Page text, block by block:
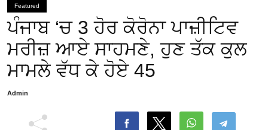
Featured
ਪੰਜਾਬ ‘ਚ 3 ਹੋਰ ਕੋਰੋਨਾ ਪਾਜ਼ੀਟਿਵ
ਮਰੀਜ਼ ਆਏ ਸਾਹਮਣੇ, ਹੁਣ ਤੱਕ ਕੁਲ
ਮਾਮਲੇ ਵੱਧ ਕੇ ਹੋਏ 45
Admin